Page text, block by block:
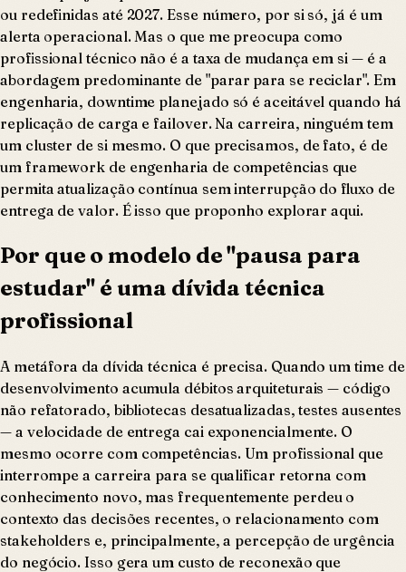
ou redefinidas até 2027. Esse número, por si só, já é um
alerta operacional. Mas o que me preocupa como
profissional técnico não é a taxa de mudança em si — é a
abordagem predominante de "parar para se reciclar". Em
engenharia, downtime planejado só é aceitável quando há
replicação de carga e failover. Na carreira, ninguém tem
um cluster de si mesmo. O que precisamos, de fato, é de
um framework de engenharia de competências que
permita atualização contínua sem interrupção do fluxo de
entrega de valor. É isso que proponho explorar aqui.
Por que o modelo de "pausa para
estudar" é uma dívida técnica
profissional
A metáfora da dívida técnica é precisa. Quando um time de
desenvolvimento acumula débitos arquiteturais — código
não refatorado, bibliotecas desatualizadas, testes ausentes
— a velocidade de entrega cai exponencialmente. O
mesmo ocorre com competências. Um profissional que
interrompe a carreira para se qualificar retorna com
conhecimento novo, mas frequentemente perdeu o
contexto das decisões recentes, o relacionamento com
stakeholders e, principalmente, a percepção de urgência
do negócio. Isso gera um custo de reconexão que